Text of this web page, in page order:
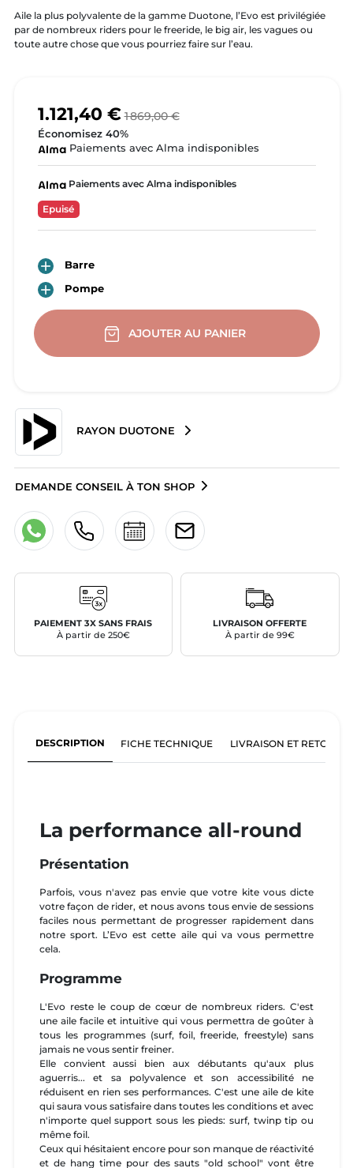
Aile la plus polyvalente de la gamme Duotone, l’Evo est privilégiée
par de nombreux riders pour le freeride, le big air, les vagues ou
toute autre chose que vous pourriez faire sur l’eau.
1.121,40 € 1 869,00 €
Économisez 40%
Paiements avec Alma indisponibles
Paiements avec Alma indisponibles
Epuisé
 Barre
 Pompe
AJOUTER AU PANIER
RAYON DUOTONE
DEMANDE CONSEIL À TON SHOP
PAIEMENT 3X SANS FRAIS
À partir de 250€
LIVRAISON OFFERTE
À partir de 99€
DESCRIPTION FICHE TECHNIQUE LIVRAISON ET RETOURS
La performance all-round
Présentation
Parfois, vous n'avez pas envie que votre kite vous dicte
votre façon de rider, et nous avons tous envie de sessions
faciles nous permettant de progresser rapidement dans
notre sport. L’Evo est cette aile qui va vous permettre
cela.
Programme
L'Evo reste le coup de cœur de nombreux riders. C'est
une aile facile et intuitive qui vous permettra de goûter à
tous les programmes (surf, foil, freeride, freestyle) sans
jamais ne vous sentir freiner.
Elle convient aussi bien aux débutants qu'aux plus
aguerris... et sa polyvalence et son accessibilité ne
réduisent en rien ses performances. C'est une aile de kite
qui saura vous satisfaire dans toutes les conditions et avec
n'importe quel support sous les pieds: surf, twinp tip ou
même foil.
Ceux qui hésitaient encore pour son manque de réactivité
et de hang time pour des sauts "old school" vont être